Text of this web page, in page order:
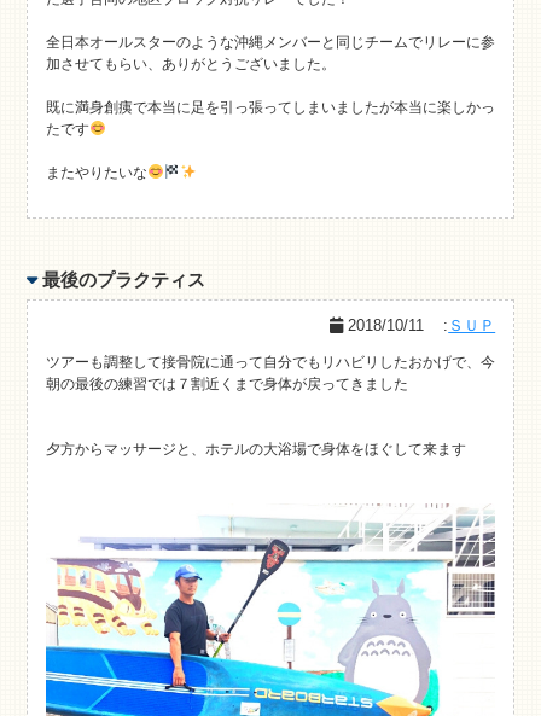
全日本オールスターのような沖縄メンバーと同じチームでリレーに参
加させてもらい、ありがとうございました。
既に満身創痍で本当に足を引っ張ってしまいましたが本当に楽しかっ
たです
またやりたいな
最後のプラクティス
2018/10/11 : ＳＵＰ
ツアーも調整して接骨院に通って自分でもリハビリしたおかげで、今
朝の最後の練習では７割近くまで身体が戻ってきました
夕方からマッサージと、ホテルの大浴場で身体をほぐして来ます